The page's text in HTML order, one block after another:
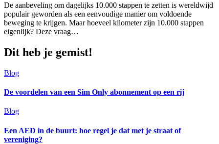
De aanbeveling om dagelijks 10.000 stappen te zetten is wereldwijd
populair geworden als een eenvoudige manier om voldoende
beweging te krijgen. Maar hoeveel kilometer zijn 10.000 stappen
eigenlijk? Deze vraag…
Dit heb je gemist!
Blog
De voordelen van een Sim Only abonnement op een rij
Blog
Een AED in de buurt: hoe regel je dat met je straat of
vereniging?